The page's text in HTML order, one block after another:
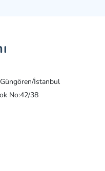
İstanbul
No:42/38